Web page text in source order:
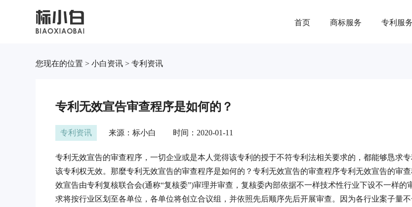
首页 商标服务 专利服务
您现在的位置 > 小白资讯 > 专利资讯
专利无效宣告审查程序是如何的？
专利资讯 来源：标小白 时间：2020-01-11
专利无效宣告的审查程序，一切企业或是本人觉得该专利的授于不符专利法相关要求的，都能够恳求
该专利权无效。那麼专利无效宣告的审查程序是如何的？专利无效宣告的审查程序专利无效宣告的审
效宣告由专利复核联合会(通称“复核委”)审理并审查，复核委內部依据不一样技术性行业下设不一样的
求将按行业区划至各单位，各单位将创立合议组，并依照先后顺序先后开展审查。因为各行业案子量